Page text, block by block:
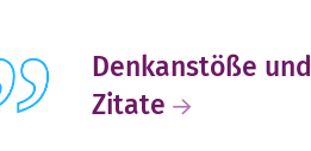
Denkanstöße und
Zitate